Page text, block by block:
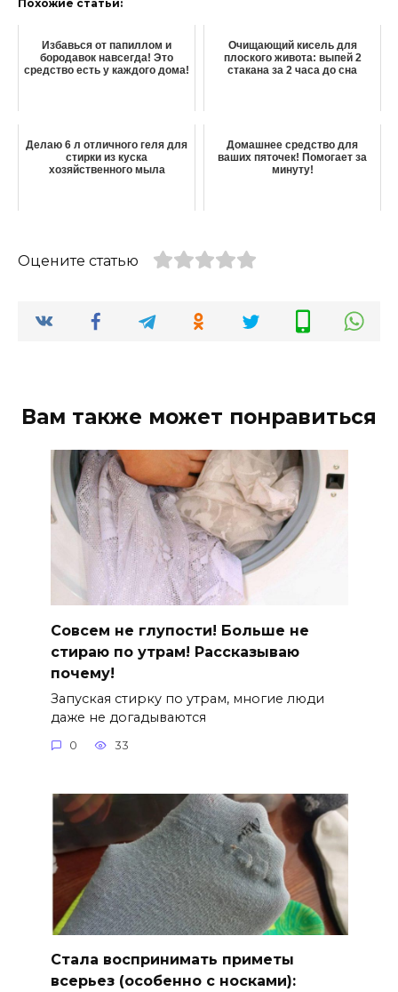
Похожие статьи:
Избавься от папиллом и
бородавок навсегда! Это
средство есть у каждого дома!
Очищающий кисель для
плоского живота: выпей 2
стакана за 2 часа до сна
Делаю 6 л отличного геля для
стирки из куска
хозяйственного мыла
Домашнее средство для
ваших пяточек! Помогает за
минуту!
Оцените статью
Вам также может понравиться
Совсем не глупости! Больше не
стираю по утрам! Рассказываю
почему!
Запуская стирку по утрам, многие люди
даже не догадываются
0 33
Стала воспринимать приметы
всерьез (особенно с носками):